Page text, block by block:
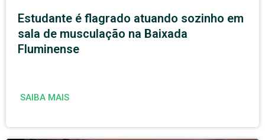
Estudante é flagrado atuando sozinho em
sala de musculação na Baixada
Fluminense
SAIBA MAIS